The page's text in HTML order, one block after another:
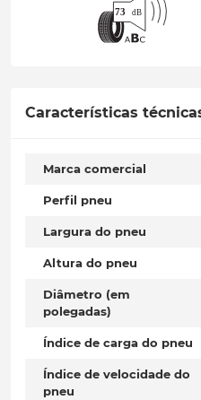
Características
Marca comercial
Perfil pneu
Largura do pneu
Altura do pneu
Diâmetro (em
polegadas)
Índice de carga do pneu
Índice de velocidade do
pneu